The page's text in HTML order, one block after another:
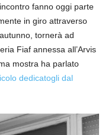
fanno oggi parte
in giro attraverso
tornerà ad
Fiaf annessa all’Arvis
mostra ha parlato
dedicatogli dal